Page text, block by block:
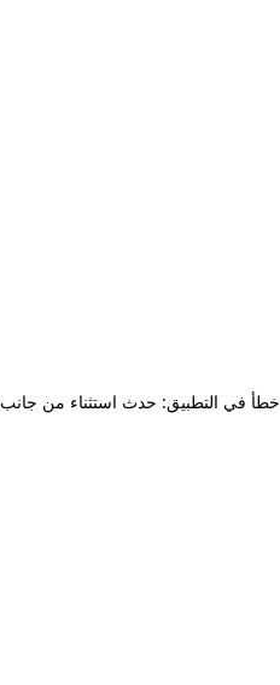
خطأ في التطبيق: حدث استثناء من جانب